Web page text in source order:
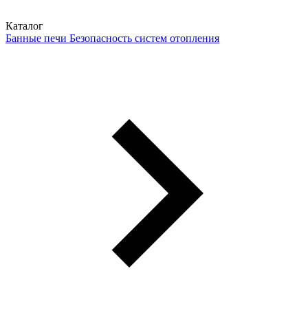
Каталог
Банные печи Безопасность систем отопления